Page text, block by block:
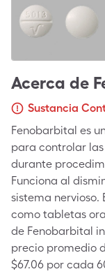
Acerca de
Sustancia
Fenobarbital es
para controlar
durante
Funciona al
sistema nervioso.
como tabletas
de Fenobarbital
precio promedio
$67.06 por cada